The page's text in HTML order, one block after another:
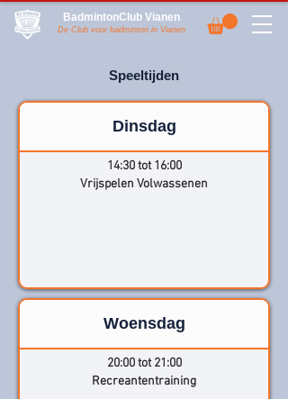
BadmintonClub Vianen
De Club voor badminton in Vianen
Speeltijden
Dinsdag
14:30 tot 16:00
Vrijspelen Volwassenen
Woensdag
20:00 tot 21:00
Recreantentraining